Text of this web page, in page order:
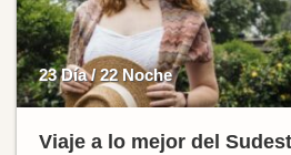
23 Día / 22 Noche
Viaje a lo mejor del